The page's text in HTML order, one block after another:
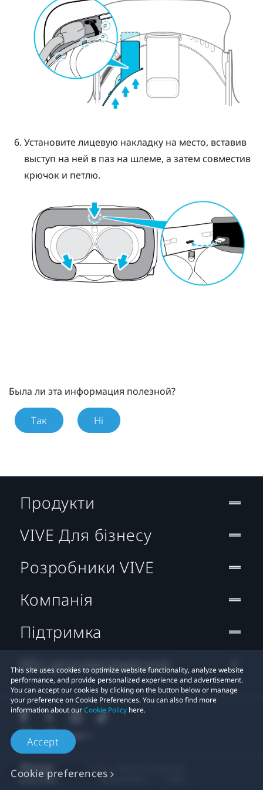
Установите лицевую накладку на место, вставив
выступ на ней в паз на шлеме, а затем совместив
крючок и петлю.
Была ли эта информация полезной?
Так Ні
This site uses cookies to optimize website functionality, analyze website
performance, and provide personalized experience and advertisement.
You can accept our cookies by clicking on the button below or manage
your preference on Cookie Preferences. You can also find more
information about ourCookie Policy here.
Accept
Cookie preferences
Продукти
VIVE Для бізнесу
Розробники VIVE
Компанія
Підтримка
Місцезнаходження:
© 2011-2026 HTC Corporation
Правові умови